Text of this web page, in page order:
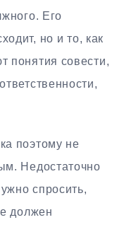
Его
но и то, как
понятия совести,
поэтому не
Недостаточно
спросить,
должен